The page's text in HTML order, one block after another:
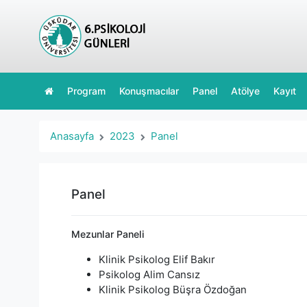
Program Konuşmacılar Panel Atölye Kayıt
Anasayfa 2023 Panel
Panel
Mezunlar Paneli
Klinik Psikolog Elif Bakır
Psikolog Alim Cansız
Klinik Psikolog Büşra Özdoğan